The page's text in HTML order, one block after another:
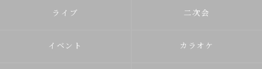
ライブ 二次会
イベント カラオケ